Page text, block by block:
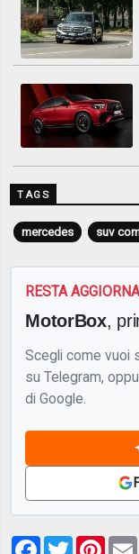
TAGS
mercedes suv
RESTA
MotorBox,
Scegli come vuoi
su Telegram,
di Google.
Facebook
Twitter